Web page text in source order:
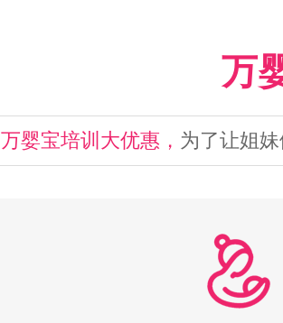
万
万婴宝培训大优惠， 为了让姐